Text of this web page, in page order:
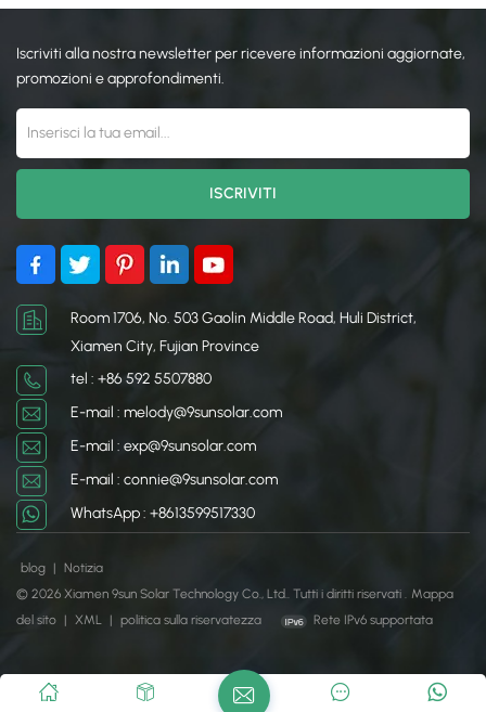
Iscriviti alla nostra newsletter per ricevere informazioni aggiornate,
promozioni e approfondimenti.
Room 1706, No. 503 Gaolin Middle Road, Huli District,
Xiamen City, Fujian Province
tel : +86 592 5507880
E-mail : melody@9sunsolar.com
E-mail : exp@9sunsolar.com
E-mail : connie@9sunsolar.com
WhatsApp : +8613599517330
blog |
Notizia
© 2026 Xiamen 9sun Solar Technology Co., Ltd.. Tutti i diritti riservati . Mappa
del sito | XML | politica sulla riservatezza Rete IPv6 supportata